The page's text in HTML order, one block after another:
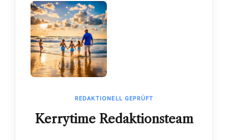
REDAKTIONELL GEPRÜFT
Kerrytime Redaktionsteam